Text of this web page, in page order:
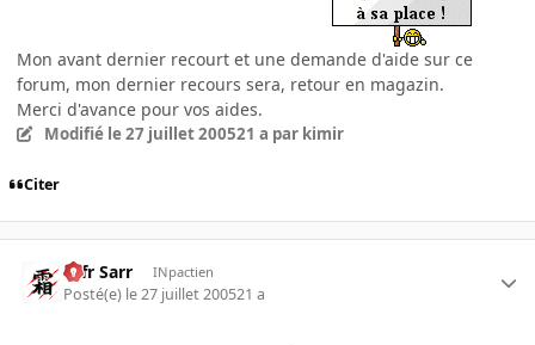
Mon avant dernier recourt et une demande d'aide sur ce
forum, mon dernier recours sera, retour en magazin.
Merci d'avance pour vos aides.
Modifié le 27 juillet 200521 a par kimir
Citer
Ulfr Sarr INpactien
Posté(e) le 27 juillet 200521 a